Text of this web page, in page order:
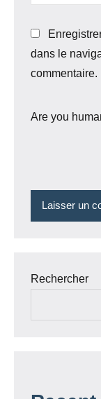
dans le
commentaire.
Are you
Rechercher